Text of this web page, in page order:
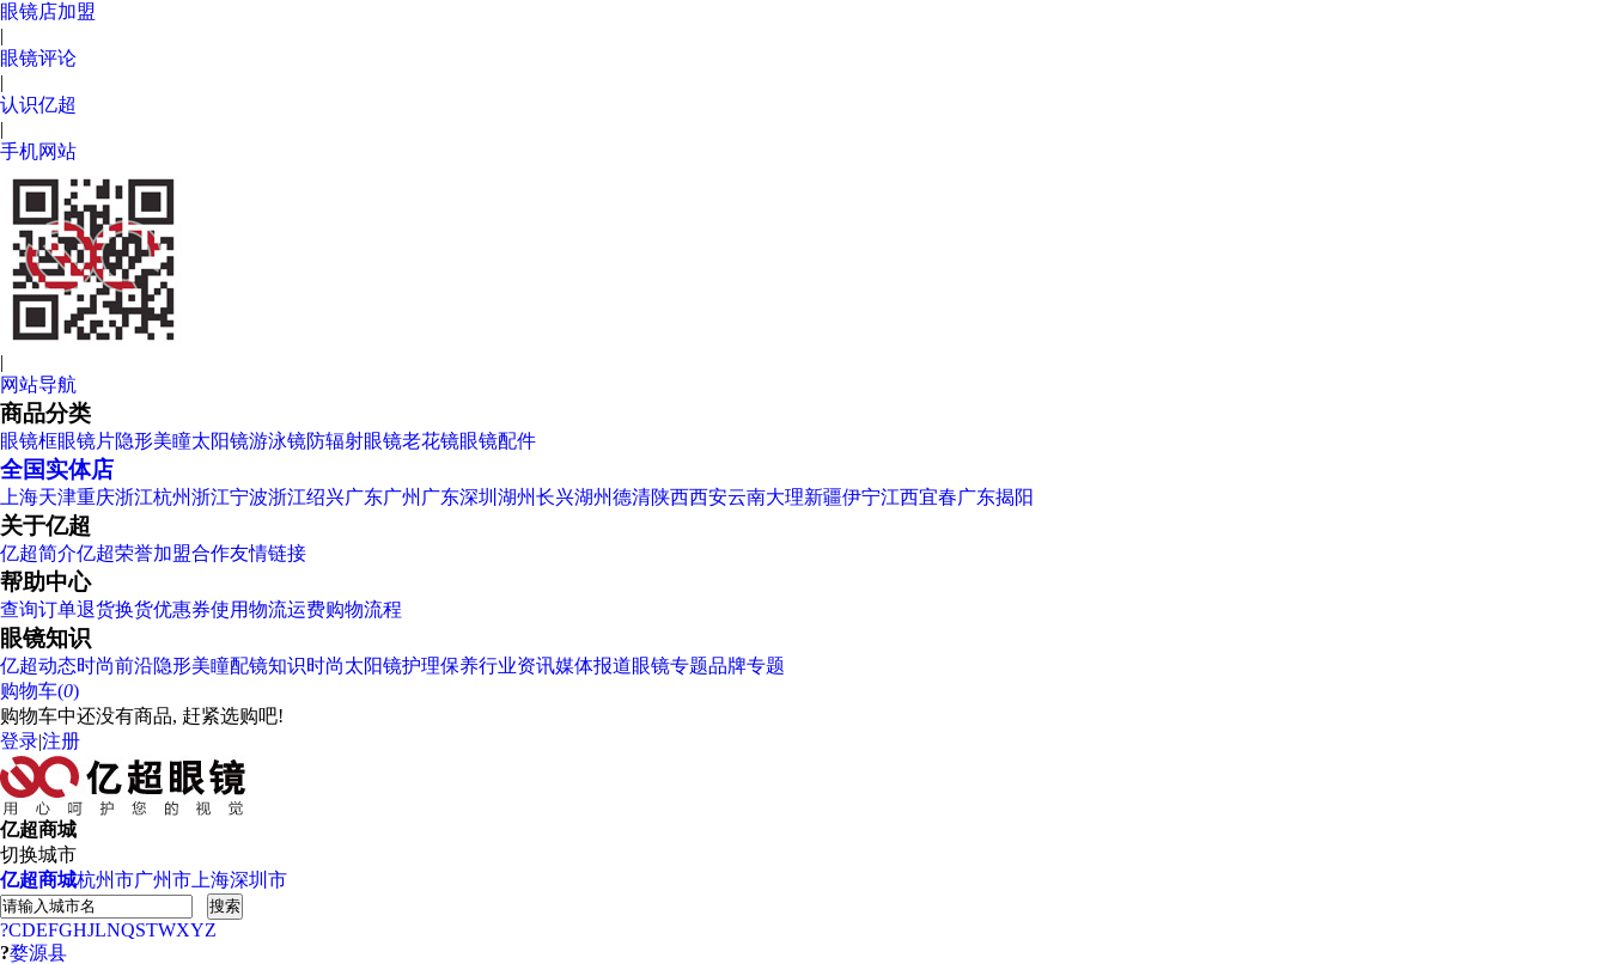
眼镜店加盟
|
眼镜评论
|
认识亿超
|
手机网站
|
网站导航
商品分类
眼镜框眼镜片隐形美瞳太阳镜游泳镜防辐射眼镜老花镜眼镜配件
全国实体店
上海天津重庆浙江杭州浙江宁波浙江绍兴广东广州 广东深圳 湖州长兴湖州德清陕西西安云南大理新疆伊宁江西宜春广东揭阳
关于亿超
亿超简介亿超荣誉加盟合作友情链接
帮助中心
查询订单退货换货优惠券使用物流运费购物流程
眼镜知识
亿超动态时尚前沿隐形美瞳配镜知识时尚太阳镜护理保养行业资讯媒体报道眼镜专题品牌专题
购物车(0)
购物车中还没有商品, 赶紧选购吧!
登录|注册
亿超商城
切换城市
亿超商城杭州市广州市 上海深圳市
搜索
?CDEFGHJLNQSTWXYZ
?婺源县